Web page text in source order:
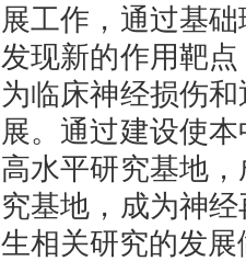
展工作，通过基
发现新的作用靶
为临床神经损伤
展。通过建设使
高水平研究基地
究基地，成为神
生相关研究的发